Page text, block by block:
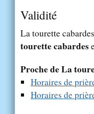
Validité
La tourette
tourette cabardes
Proche de La
Horaires de
Horaires de